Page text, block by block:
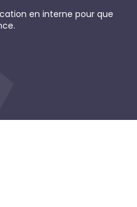
en interne pour que